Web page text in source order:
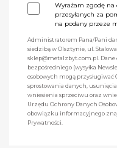
Wyrażam zgodę
przesyłanych za
na podany przeze
Administratorem Pana/Pani
siedzibą w Olsztynie, ul.
sklep@metalzbyt.com.pl.
bezpośredniego (wysyłka
osobowych mogą przysługiwać
sprostowania danych,
wniesienia sprzeciwu oraz
Urzędu Ochrony Danych
obowiązku informacyjnego
Prywatności.